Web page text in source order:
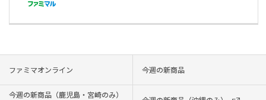
ファミマオンライン 今週の新商品
今週の新商品（鹿児島・宮崎のみ）